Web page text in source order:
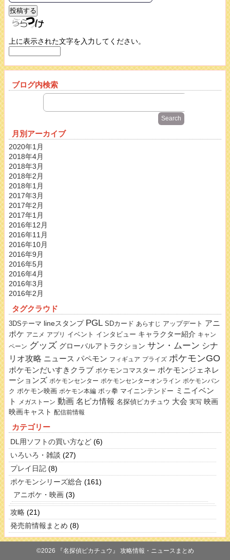
上に表示された文字を入力してください。
ブログ内検索
月別アーカイブ
2020年1月
2018年4月
2018年3月
2018年2月
2018年1月
2017年3月
2017年2月
2017年1月
2016年12月
2016年11月
2016年10月
2016年9月
2016年5月
2016年4月
2016年3月
2016年2月
タグクラウド
3DSテーマ lineスタンプ PGL SDカード あらすじ アップデート アニ
ポケ アニメ アプリ イベント インタビュー キャラクター紹介 キャン
ペーン グッズ グローバルアトラクション サン・ムーン シナ
リオ攻略 ニュース パペモン フィギュア プライズ ポケモンGO
ポケモンだいすきクラブ ポケモンコマスター ポケモンジェネレ
ーションズ ポケモンセンター ポケモンセンターオンライン ポケモンバン
ク ポケモン映画 ポケモン本編 ポッ拳 マイニンテンドー ミニイベン
ト
メガストーン 動画 名ピカ情報 名探偵ピカチュウ 大会 実写 映画
映画キャスト 配信前情報
カテゴリー
DL用ソフトの買い方など (6)
いろいろ・雑談 (27)
プレイ日記 (8)
ポケモンシリーズ総合 (161)
アニポケ・映画 (3)
攻略 (21)
発売前情報まとめ (8)
©2026 『名探偵ピカチュウ』 攻略情報・ニュースまとめ